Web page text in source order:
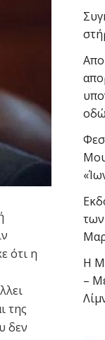
ότι η
της
δεν
Η
–